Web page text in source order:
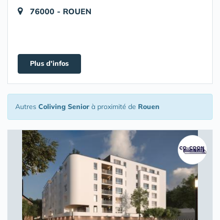
76000 - ROUEN
Plus d'infos
Autres Coliving Senior à proximité de Rouen